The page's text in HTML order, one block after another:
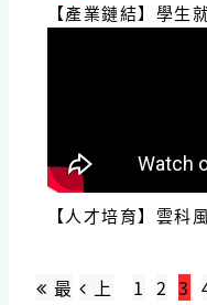
【產業鏈結】學生
【人才培育】雲科
最 上 1 2 3